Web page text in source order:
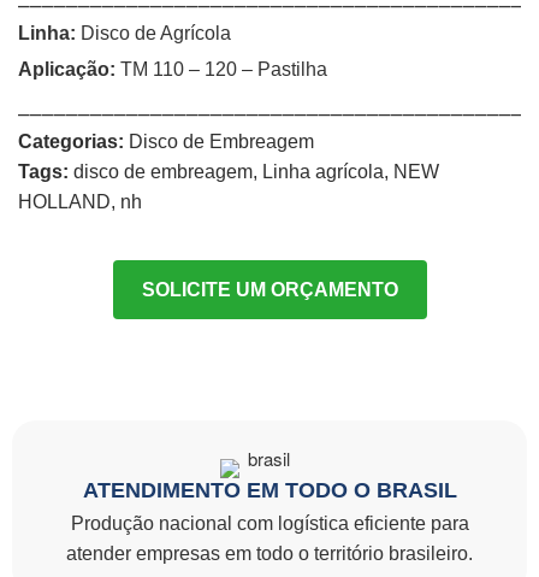
Linha: Disco de Agrícola
Aplicação: TM 110 – 120 – Pastilha
Categorias: Disco de Embreagem
Tags: disco de embreagem, Linha agrícola, NEW
HOLLAND, nh
SOLICITE UM ORÇAMENTO
ATENDIMENTO EM TODO O BRASIL
Produção nacional com logística eficiente para
atender empresas em todo o território brasileiro.